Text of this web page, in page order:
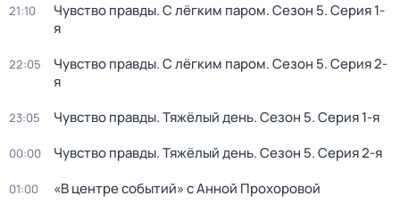
21:10 Чувство правды. С лёгким паром. Сезон 5. Серия 1-
я
22:05 Чувство правды. С лёгким паром. Сезон 5. Серия 2-
я
23:05 Чувство правды. Тяжёлый день. Сезон 5. Серия 1-я
00:00 Чувство правды. Тяжёлый день. Сезон 5. Серия 2-я
01:00 «В центре событий» с Анной Прохоровой